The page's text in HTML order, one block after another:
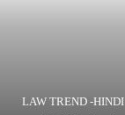
LAW TREND -HINDI